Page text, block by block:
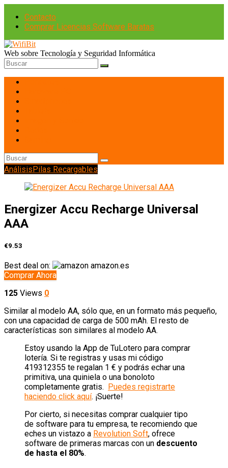
Contacto
Comprar Licencias Software Baratas
Web sobre Tecnología y Seguridad Informática
AnálisisPilas Recargables
Energizer Accu Recharge Universal
AAA
€9.53
Best deal on:
amazon.es
Comprar Ahora
125 Views 0
Similar al modelo AA, sólo que, en un formato más pequeño,
con una capacidad de carga de 500 mAh. El resto de
características son similares al modelo AA.
Estoy usando la App de TuLotero para comprar
lotería. Si te registras y usas mi código
419312355 te regalan 1 € y podrás echar una
primitiva, una quiniela o una bonoloto
completamente gratis.
Puedes registrarte
haciendo click aquí. ¡Suerte!
Por cierto, si necesitas comprar cualquier tipo
de software para tu empresa, te recomiendo que
eches un vistazo a Revolution Soft, ofrece
software de primeras marcas con un descuento
de hasta el 80%.